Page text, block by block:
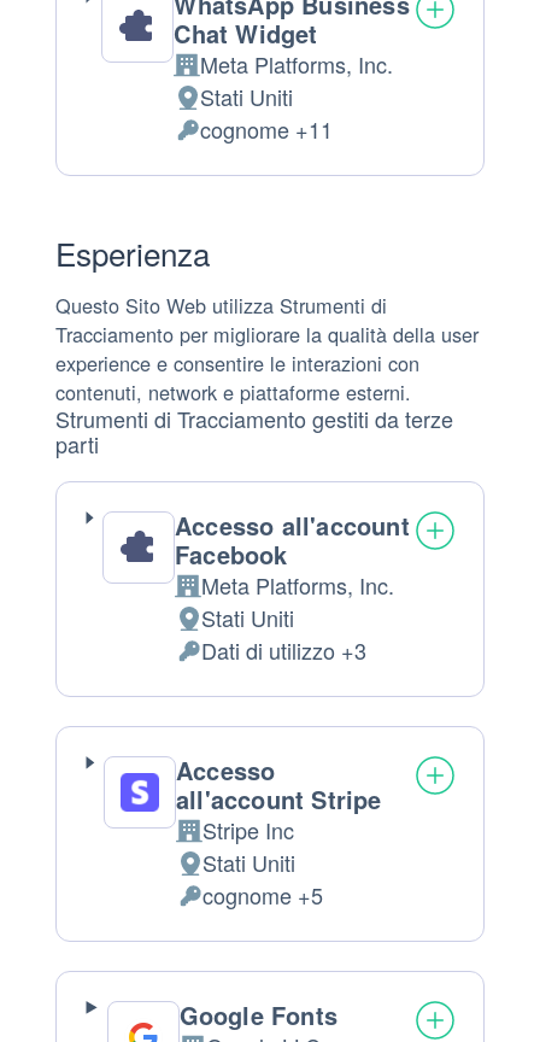
Chat Widget
Azienda:
Meta Platforms, Inc.
Luogo
del
trattamento:
Stati Uniti
Dati
Personali
cognome +11
Esperienza
Questo Sito Web utilizza Strumenti di
Tracciamento per migliorare la qualità della user
experience e consentire le interazioni con
contenuti, network e piattaforme esterni.
Strumenti di Tracciamento gestiti da terze
parti
Accesso all'account
Facebook
Azienda:
Meta Platforms, Inc.
Luogo
del
trattamento:
Stati Uniti
Permessi
richiesti:
Dati di utilizzo +3
Accesso
all'account Stripe
Azienda:
Stripe Inc
Luogo
del
trattamento:
Stati Uniti
Dati
Personali
trattati:
cognome +5
Google Fonts